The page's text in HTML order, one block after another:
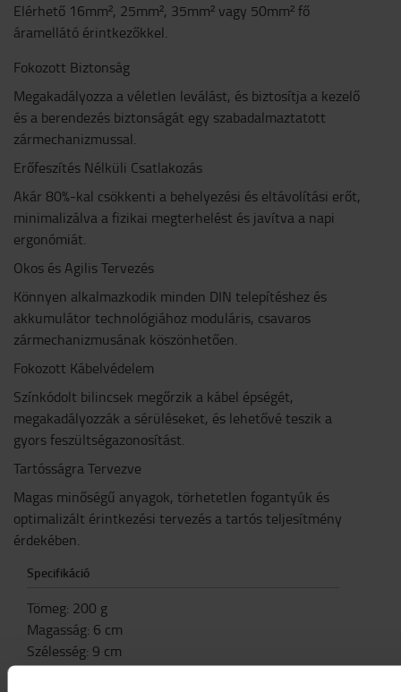
Elérhető 16mm², 25mm², 35mm² vagy 50mm² fő
áramellátó érintkezőkkel.
Fokozott Biztonság
Megakadályozza a véletlen leválást, és biztosítja a kezelő
és a berendezés biztonságát egy szabadalmaztatott
zármechanizmussal.
Erőfeszítés Nélküli Csatlakozás
Akár 80%-kal csökkenti a behelyezési és eltávolítási erőt,
minimalizálva a fizikai megterhelést és javítva a napi
ergonómiát.
Okos és Agilis Tervezés
Könnyen alkalmazkodik minden DIN telepítéshez és
akkumulátor technológiához moduláris, csavaros
zármechanizmusának köszönhetően.
Fokozott Kábelvédelem
Színkódolt bilincsek megőrzik a kábel épségét,
megakadályozzák a sérüléseket, és lehetővé teszik a
gyors feszültségazonosítást.
Tartósságra Tervezve
Magas minőségű anyagok, törhetetlen fogantyúk és
optimalizált érintkezési tervezés a tartós teljesítmény
érdekében.
Specifikáció
Tömeg: 200 g
Magasság: 6 cm
Szélesség: 9 cm
Hosszúság:13cm